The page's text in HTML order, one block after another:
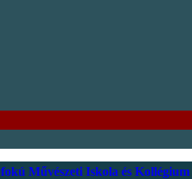
Művészeti Iskola és Kollégium